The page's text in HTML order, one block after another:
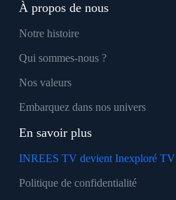
À propos de nous
Notre histoire
Qui sommes-nous ?
Nos valeurs
Embarquez dans nos univers
En savoir plus
INREES TV devient Inexploré TV
Politique de confidentialité